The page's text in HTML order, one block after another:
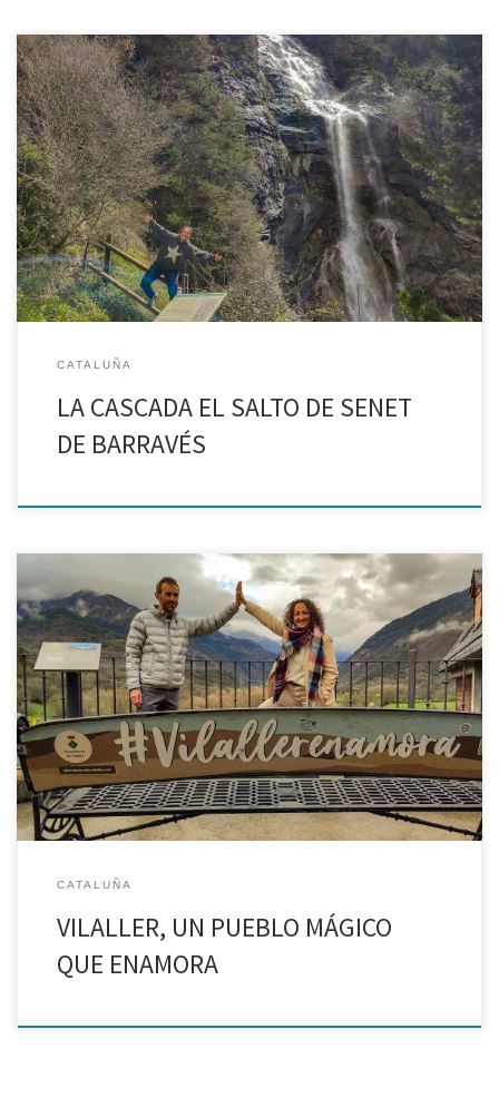
Nuestro fin de semana conociendo Vilaller no estaba completo sin
disfrutar de alguno de los parajes naturales que lo rodean. La ruta
elegida fue todo un acierto, un camino fácil y bellísimo, rebosante
de agua tras […]
CATALUÑA
LA CASCADA EL SALTO DE SENET
DE BARRAVÉS
Vilaller es la capital del Valle de Barravés, que se encuentra
camino al Valle de Arán, en la provincia de Lleida. Es el único de
Cataluña que formar parte de la red de Pueblos Mágicos de […]
CATALUÑA
VILALLER, UN PUEBLO MÁGICO
QUE ENAMORA